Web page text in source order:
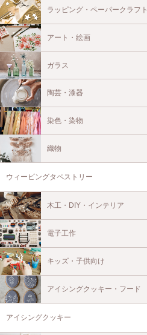
ラッピング・ペーパークラフト
アート・絵画
ガラス
陶芸・漆器
染色・染物
織物
ウィービングタペストリー
木工・DIY・インテリア
電子工作
キッズ・子供向け
アイシングクッキー・フード
アイシングクッキー